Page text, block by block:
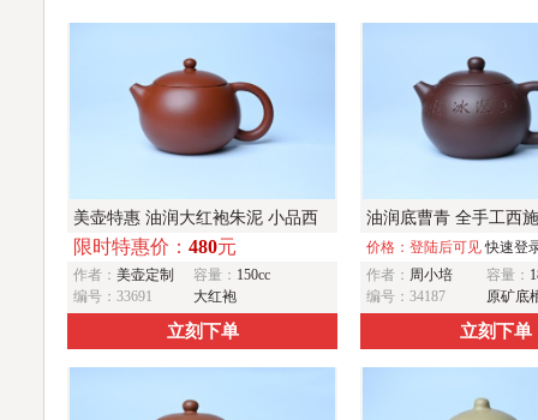
美壶特惠 油润大红袍朱泥 小品西
施壶 茶人醉爱
限时特惠价： 480元
作者： 美壶定制 容量： 150cc
编号：33691
大红袍
立刻下单
油润底曹青 全手工西
冰清 接天莲叶无穷碧
样红
价格：登陆后可见快速登
作者： 周小培 容量：
编号：34187
原矿底
立刻下单